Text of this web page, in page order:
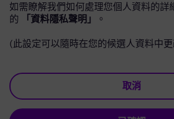
如需瞭解我們如何處理您個人資料的詳
的
「資料隱私聲明」 。
(此設定可以隨時在您的候選人資料中
取消